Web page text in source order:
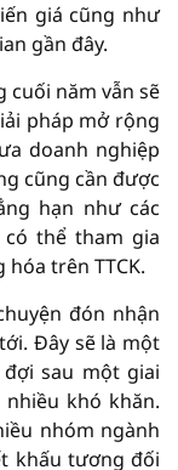
giá cũng như
gần đây.
cuối năm vẫn sẽ
pháp mở rộng
doanh nghiệp
cũng cần được
hạn như các
thể tham gia
trên TTCK.
đón nhận
Đây sẽ là một
sau một giai
khó khăn.
nhóm ngành
khấu tương đối